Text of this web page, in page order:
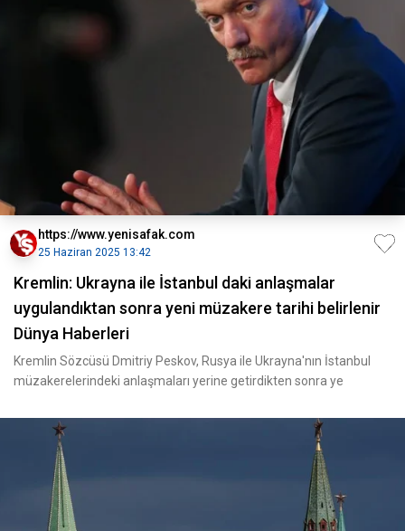
https://www.yenisafak.com
25 Haziran 2025 13:42
Kremlin: Ukrayna ile İstanbul daki anlaşmalar
uygulandıktan sonra yeni müzakere tarihi belirlenir
Dünya Haberleri
Kremlin Sözcüsü Dmitriy Peskov, Rusya ile Ukrayna'nın İstanbul
müzakerelerindeki anlaşmaları yerine getirdikten sonra ye